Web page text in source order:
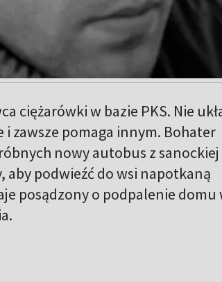
ciężarówki w bazie PKS. Nie
i zawsze pomaga innym. Bohater
nowy autobus z sanockiej
aby podwieźć do wsi napotkaną
posądzony o podpalenie domu